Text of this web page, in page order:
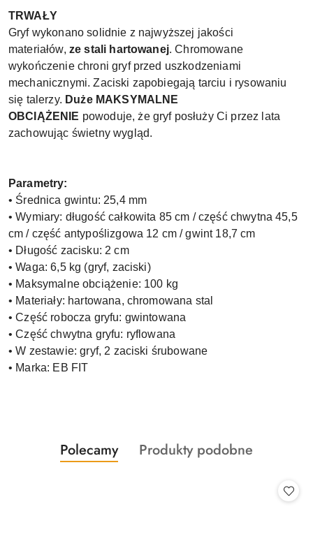
TRWAŁY
Gryf wykonano solidnie z najwyższej jakości
materiałów, ze stali hartowanej. Chromowane
wykończenie chroni gryf przed uszkodzeniami
mechanicznymi. Zaciski zapobiegają tarciu i rysowaniu
się talerzy. Duże MAKSYMALNE
OBCIĄŻENIE powoduje, że gryf posłuży Ci przez lata
zachowując świetny wygląd.
Parametry:
• Średnica gwintu: 25,4 mm
• Wymiary: długość całkowita 85 cm / część chwytna 45,5
cm / część antypoślizgowa 12 cm / gwint 18,7 cm
• Długość zacisku: 2 cm
• Waga: 6,5 kg (gryf, zaciski)
• Maksymalne obciążenie: 100 kg
• Materiały: hartowana, chromowana stal
• Część robocza gryfu: gwintowana
• Część chwytna gryfu: ryflowana
• W zestawie: gryf, 2 zaciski śrubowane
• Marka: EB FIT
Pomiń karuzelę produktów
Produkty
o
Polecamy
Produkty
Produkty podobne